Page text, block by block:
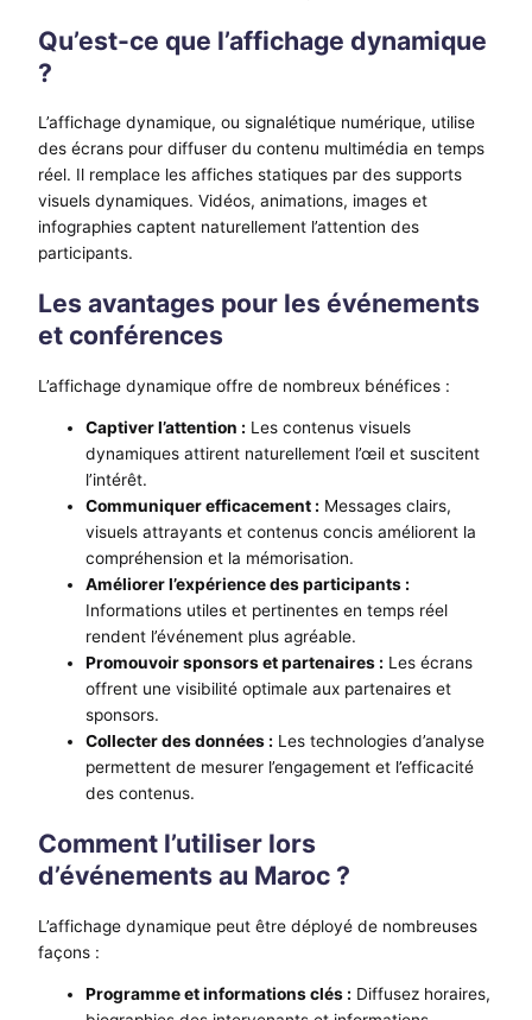
Qu’est-ce que l’affichage dynamique
?
L’affichage dynamique, ou signalétique numérique, utilise
des écrans pour diffuser du contenu multimédia en temps
réel. Il remplace les affiches statiques par des supports
visuels dynamiques. Vidéos, animations, images et
infographies captent naturellement l’attention des
participants.
Les avantages pour les événements
et conférences
L’affichage dynamique offre de nombreux bénéfices :
Captiver l’attention : Les contenus visuels
dynamiques attirent naturellement l’œil et suscitent
l’intérêt.
Communiquer efficacement : Messages clairs,
visuels attrayants et contenus concis améliorent la
compréhension et la mémorisation.
Améliorer l’expérience des participants :
Informations utiles et pertinentes en temps réel
rendent l’événement plus agréable.
Promouvoir sponsors et partenaires : Les écrans
offrent une visibilité optimale aux partenaires et
sponsors.
Collecter des données : Les technologies d’analyse
permettent de mesurer l’engagement et l’efficacité
des contenus.
Comment l’utiliser lors
d’événements au Maroc ?
L’affichage dynamique peut être déployé de nombreuses
façons :
Programme et informations clés : Diffusez horaires,